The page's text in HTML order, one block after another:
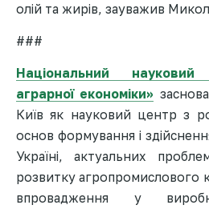
олій та жирів, зауважив
###
Національний
аграрної економіки»
Київ як науковий центр з
основ формування і
Україні, актуальних
розвитку агропромислового
впровадження у